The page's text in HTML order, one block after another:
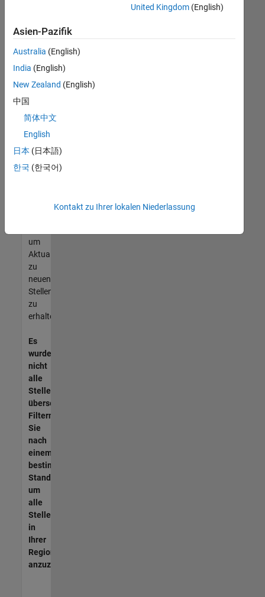
noch
keine
offenen
Stellen
können,
die
Ihren
entsprechen,
werden
unseres
um
Aktualisierungen
zu
neuen
Stellenangeboten
zu
erhalten.
Es
wurden
nicht
alle
Stellen
übersetzt.
Filtern
Sie
nach
einem
bestimmten
Standort,
um
alle
Stellenangebote
in
Ihrer
Region
anzuzeigen.
United Kingdom(English)
Asien-Pazifik
Australia (English)
India (English)
New Zealand (English)
中国
简体中文
English
日本 (日本語)
한국 (한국어)
Kontakt zu Ihrer lokalen Niederlassung